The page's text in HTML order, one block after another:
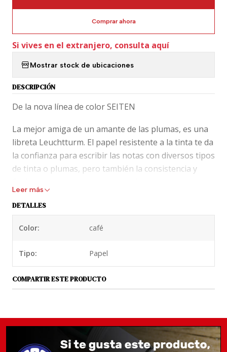
Comprar ahora
Si vives en el extranjero, consulta aquí
Mostrar stock de ubicaciones
DESCRIPCIÓN
De la nova línea de color SEITEN
La mejor amiga de un amante de las plumas, es una
libreta Leuchtturm. El papel resistente a la tinta te da
la confianza para escribir las notas con diversos tipos
de tinta o plumas, pero también la consistencia y
Detalles de Libreta
Mediana Leuchtturm Tapa
249 páginas numeradas (125 hojas)
8 hojas perforadas
Bolsillo de cortesía en la contratada de atrás
Elástico para cierre
Papel a prueba de tinta para plumafuente (80 g)
Leer más
DETALLES
Color: café
Tipo: Papel
COMPARTIR ESTE PRODUCTO